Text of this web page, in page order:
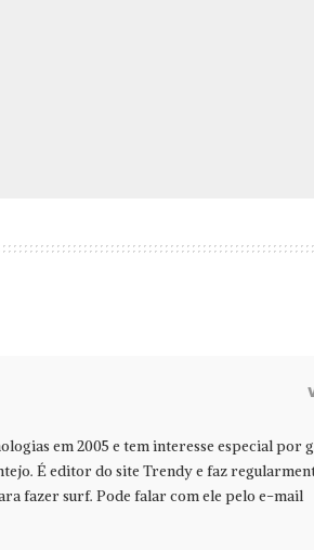
em 2005 e tem interesse especial por
É editor do site Trendy e faz
fazer surf. Pode falar com ele pelo e-mail